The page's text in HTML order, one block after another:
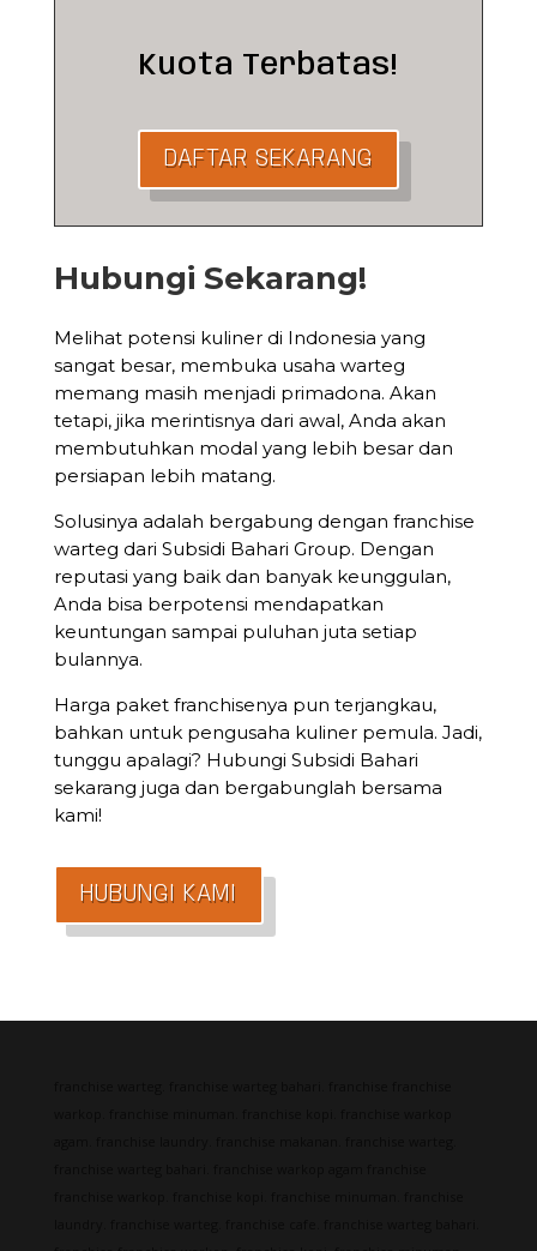
Kuota Terbatas!
DAFTAR SEKARANG
Hubungi Sekarang!
Melihat potensi kuliner di Indonesia yang
sangat besar, membuka usaha warteg
memang masih menjadi primadona. Akan
tetapi, jika merintisnya dari awal, Anda akan
membutuhkan modal yang lebih besar dan
persiapan lebih matang.
Solusinya adalah bergabung dengan franchise
warteg dari Subsidi Bahari Group. Dengan
reputasi yang baik dan banyak keunggulan,
Anda bisa berpotensi mendapatkan
keuntungan sampai puluhan juta setiap
bulannya.
Harga paket franchisenya pun terjangkau,
bahkan untuk pengusaha kuliner pemula. Jadi,
tunggu apalagi? Hubungi Subsidi Bahari
sekarang juga dan bergabunglah bersama
kami!
HUBUNGI KAMI